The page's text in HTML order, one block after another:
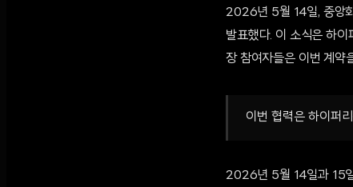
2026년 5월 14일, 중앙
발표했다. 이 소식은 하
장 참여자들은 이번 계약
이번 협력은 하이퍼
2026년 5월 14일과 15